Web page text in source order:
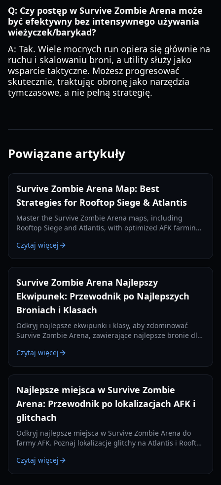
Q: Czy postęp w Survive Zombie Arena może
być efektywny bez intensywnego używania
wieżyczek/barykad?
A: Tak. Wiele mocnych run opiera się głównie na
ruchu i skalowaniu broni, a utility służy jako
wsparcie taktyczne. Możesz progresować
skutecznie, traktując obronę jako narzędzia
tymczasowe, a nie pełną strategię.
Powiązane artykuły
Survive Zombie Arena Map: Best
Strategies for Rooftop Siege & Atlantis
Master the Survive Zombie Arena maps, including
Rooftop Siege and Atlantis, with optimized AFK farming
and credits.
Czytaj więcej
Survive Zombie Arena Najlepszy
Ekwipunek: Przewodnik po Najlepszych
Broniach i Klasach
Odkryj najlepsze ekwipunki i klasy, aby zdominować
Survive Zombie Arena, zawierające najlepsze bronie dla
Czytaj więcej
Najlepsze miejsca w Survive Zombie
Arena: Przewodnik po lokalizacjach AFK i
glitchach
Odkryj najlepsze miejsca w Survive Zombie Arena do
farmy AFK. Poznaj lokalizacje glitchy na Atlantis i Rooftop
Czytaj więcej